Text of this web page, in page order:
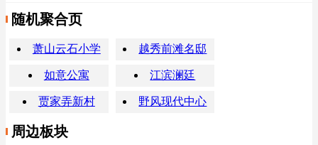
随机聚合页
萧山云石小学 越秀前滩名邸
如意公寓 江滨澜廷
贾家弄新村 野风现代中心
周边板块